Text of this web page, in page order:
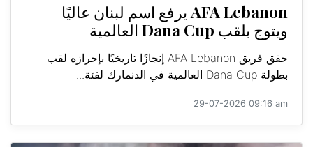
AFA Lebanon يرفع اسم لبنان عاليًا
ويتوج بلقب Dana Cup العالمية
حقق فريق AFA Lebanon إنجازًا تاريخيًا بإحرازه لقب
بطولة Dana Cup العالمية في الدنمارك لفئة...
29-07-2026 09:16 am